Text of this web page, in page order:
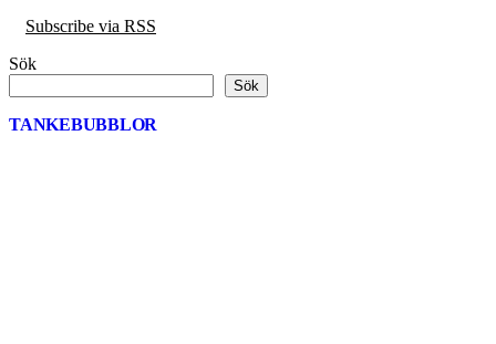
Subscribe via RSS
Sök
Sök
TANKEBUBBLOR